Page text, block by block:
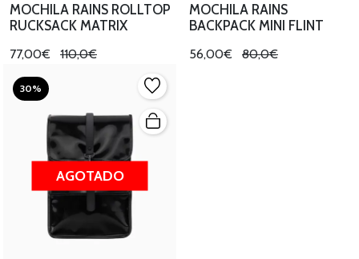
MOCHILA RAINS ROLLTOP
RUCKSACK MATRIX
77,00€ 110,0€
MOCHILA RAINS
BACKPACK MINI FLINT
56,00€ 80,0€
30%
AGOTADO